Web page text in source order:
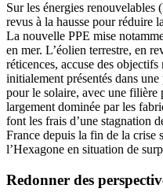
Sur les énergies
revus à la hausse pour réduire
La nouvelle PPE mise
en mer. L’éolien terrestre, en
réticences, accuse des
initialement présentés dans
pour le solaire, avec une filière
largement dominée par les
font les frais d’une stagnation
France depuis la fin de la crise
l’Hexagone en situation de
Redonner des